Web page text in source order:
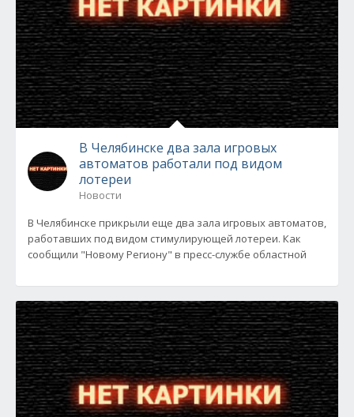
В Челябинске два зала игровых
автоматов работали под видом
лотереи
Новости
В Челябинске прикрыли еще два зала игровых автоматов,
работавших под видом стимулирующей лотереи. Как
сообщили "Новому Региону" в пресс-службе областной